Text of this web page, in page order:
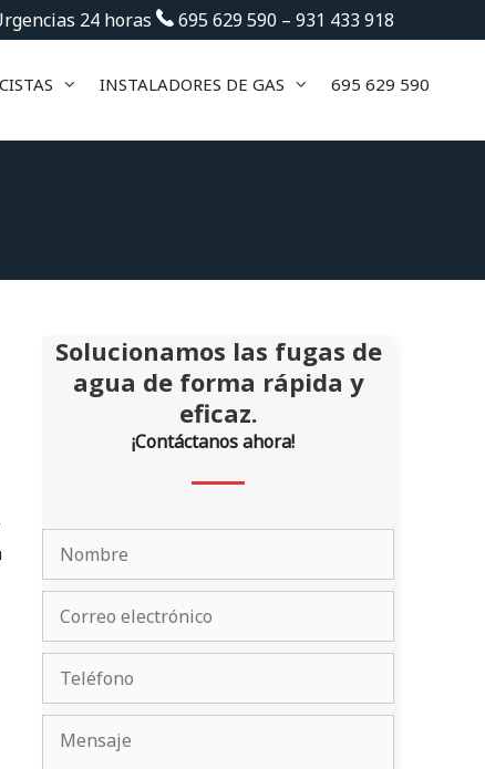
24 horas 695 629 590 – 931 433 918
INSTALADORES DE GAS 695 629 590
Solucionamos las fugas de
agua de forma rápida y
eficaz.
¡Contáctanos ahora!